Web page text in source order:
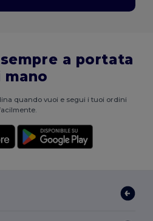
a portata
mano
quando vuoi e segui i tuoi ordini